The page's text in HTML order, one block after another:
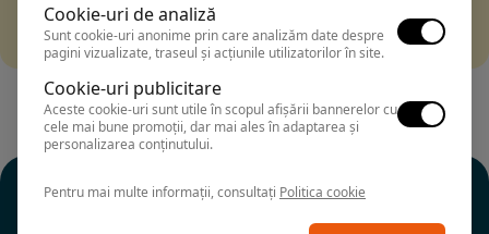
Incearca sa folosesti o cautarea mai generala sau alege
alte fitre.
Cookie-uri de analiză
Sunt cookie-uri anonime prin care analizăm date despre
pagini vizualizate, traseul și acțiunile utilizatorilor în site.
Cookie-uri publicitare
Aceste cookie-uri sunt utile în scopul afișării bannerelor cu
cele mai bune promoții, dar mai ales în adaptarea și
personalizarea conținutului.
Pentru mai multe informații, consultați Politica cookie